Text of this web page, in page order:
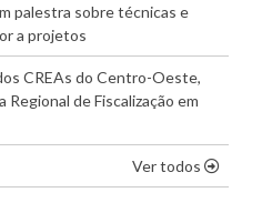
palestra sobre técnicas e
a projetos
CREAs do Centro-Oeste,
Regional de Fiscalização em
Ver todos os